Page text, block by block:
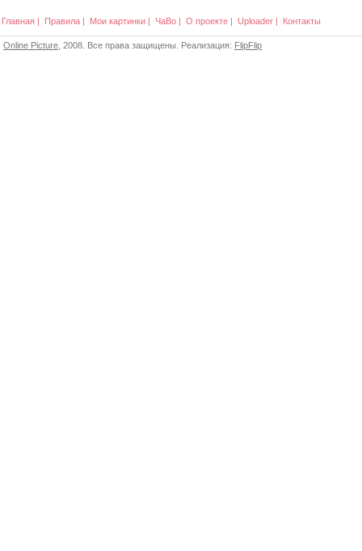
Главная | Правила | Мои картинки | ЧаВо | О проекте | Uploader | Контакты
Online Picture , 2008. Все права защищены. Реализация: FlipFlip